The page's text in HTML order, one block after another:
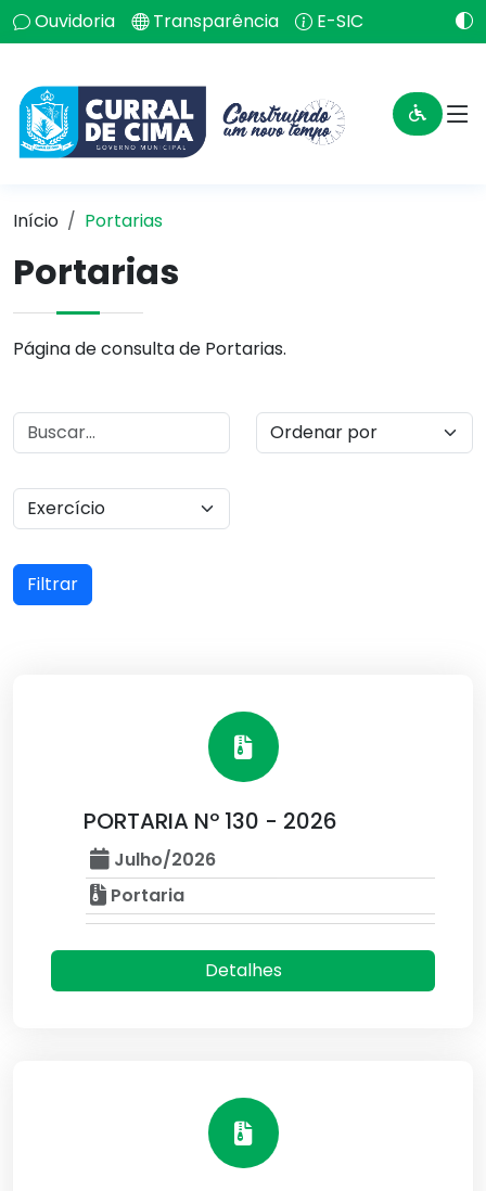
Ouvidoria Transparência E-SIC
Início Portarias
Portarias
Página de consulta de Portarias.
Filtrar
PORTARIA Nº 130 - 2026
Julho/2026
Portaria
Detalhes